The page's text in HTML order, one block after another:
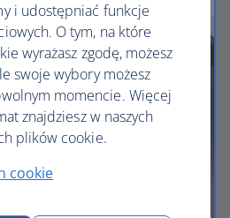
i udostępniać funkcje
O tym, na które
wyrażasz zgodę, możesz
swoje wybory możesz
momencie. Więcej
znajdziesz w naszych
plików cookie.
cookie